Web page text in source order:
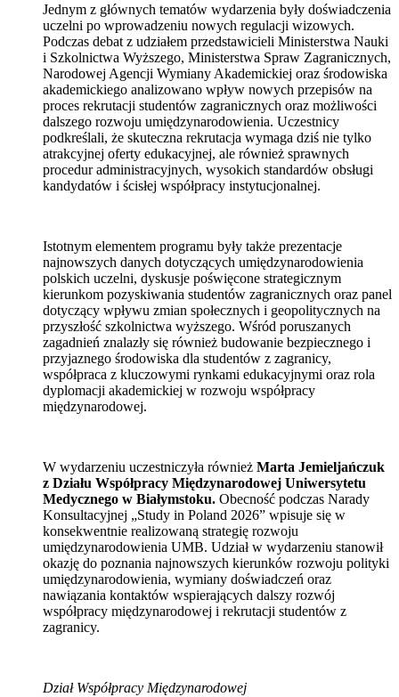
Jednym z głównych tematów wydarzenia były doświadczenia
uczelni po wprowadzeniu nowych regulacji wizowych.
Podczas debat z udziałem przedstawicieli Ministerstwa Nauki
i Szkolnictwa Wyższego, Ministerstwa Spraw Zagranicznych,
Narodowej Agencji Wymiany Akademickiej oraz środowiska
akademickiego analizowano wpływ nowych przepisów na
proces rekrutacji studentów zagranicznych oraz możliwości
dalszego rozwoju umiędzynarodowienia. Uczestnicy
podkreślali, że skuteczna rekrutacja wymaga dziś nie tylko
atrakcyjnej oferty edukacyjnej, ale również sprawnych
procedur administracyjnych, wysokich standardów obsługi
kandydatów i ścisłej współpracy instytucjonalnej.
Istotnym elementem programu były także prezentacje
najnowszych danych dotyczących umiędzynarodowienia
polskich uczelni, dyskusje poświęcone strategicznym
kierunkom pozyskiwania studentów zagranicznych oraz panel
dotyczący wpływu zmian społecznych i geopolitycznych na
przyszłość szkolnictwa wyższego. Wśród poruszanych
zagadnień znalazły się również budowanie bezpiecznego i
przyjaznego środowiska dla studentów z zagranicy,
współpraca z kluczowymi rynkami edukacyjnymi oraz rola
dyplomacji akademickiej w rozwoju współpracy
międzynarodowej.
W wydarzeniu uczestniczyła również Marta Jemieljańczuk
z Działu Współpracy Międzynarodowej Uniwersytetu
Medycznego w Białymstoku. Obecność podczas Narady
Konsultacyjnej „Study in Poland 2026” wpisuje się w
konsekwentnie realizowaną strategię rozwoju
umiędzynarodowienia UMB. Udział w wydarzeniu stanowił
okazję do poznania najnowszych kierunków rozwoju polityki
umiędzynarodowienia, wymiany doświadczeń oraz
nawiązania kontaktów wspierających dalszy rozwój
współpracy międzynarodowej i rekrutacji studentów z
zagranicy.
Dział Współpracy Międzynarodowej